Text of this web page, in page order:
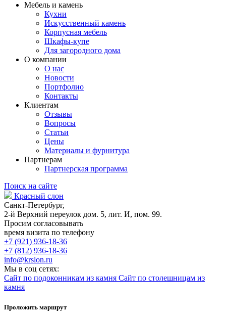
Мебель и камень
Кухни
Искусственный камень
Корпусная мебель
Шкафы-купе
Для загородного дома
О компании
О нас
Новости
Портфолио
Контакты
Клиентам
Отзывы
Вопросы
Статьи
Цены
Материалы и фурнитура
Партнерам
Партнерская программа
Поиск на сайте
Красный слон
Санкт-Петербург,
2-й Верхний переулок дом. 5, лит. И, пом. 99.
Просим согласовывать
время визита по телефону
+7 (921) 936-18-36
+7 (812) 936-18-36
info@krslon.ru
Мы в соц сетях:
Сайт по подоконникам из камня Сайт по столешницам из
камня
Проложить маршрут